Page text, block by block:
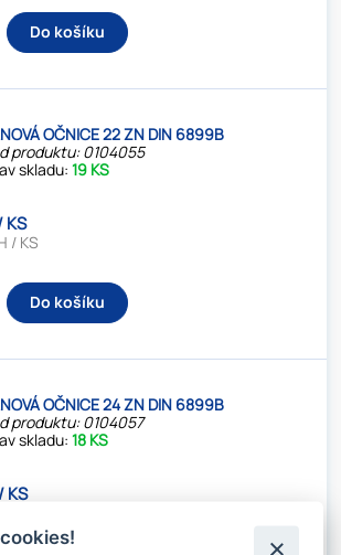
Do košíku
OČNICE 22 ZN DIN 6899B
produktu: 0104055
skladu:19 KS
KS
/ KS
Do košíku
OČNICE 24 ZN DIN 6899B
produktu: 0104057
skladu:18 KS
KS